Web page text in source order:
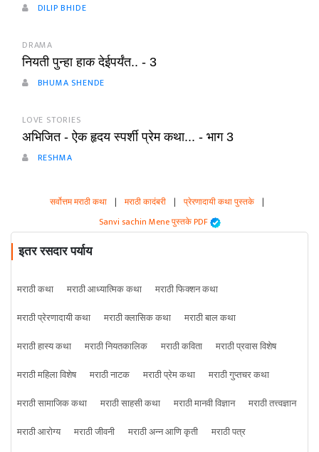
DILIP BHIDE
DRAMA
नियती पुन्हा हाक देईपर्यंत.. - 3
BHUMA SHENDE
LOVE STORIES
अभिजित - ऐक हृदय स्पर्शी प्रेम कथा... - भाग 3
RESHMA
सर्वोत्तम मराठी कथा | मराठी कादंबरी | प्रेरणादायी कथा पुस्तके |
Sanvi sachin Mene पुस्तके PDF
इतर रसदार पर्याय
मराठी कथा मराठी आध्यात्मिक कथा
मराठी फिक्शन कथा
मराठी प्रेरणादायी कथा
मराठी क्लासिक कथा
मराठी बाल कथा
मराठी हास्य कथा
मराठी नियतकालिक मराठी कविता
मराठी प्रवास विशेष
मराठी महिला विशेष
मराठी नाटक मराठी प्रेम कथा
मराठी गुप्तचर कथा
मराठी सामाजिक कथा
मराठी साहसी कथा मराठी मानवी विज्ञान
मराठी तत्त्वज्ञान
मराठी आरोग्य
मराठी जीवनी मराठी अन्न आणि कृती
मराठी पत्र